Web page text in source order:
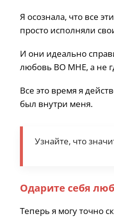
Я осознала, что все
просто исполняли
И они идеально
любовь ВО МНЕ, а не
Все это время я
был внутри меня.
Узнайте, что
Одарите себя
Теперь я могу точно